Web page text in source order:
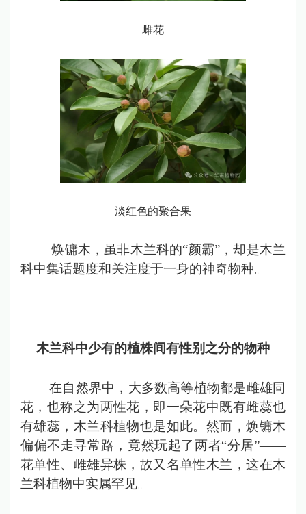
雌花
淡红色的聚合果
焕镛木，虽非木兰科的“颜霸”，却是木兰
科中集话题度和关注度于一身的神奇物种。
木兰科中少有的植株间有性别之分的物种
在自然界中，大多数高等植物都是雌雄同
花，也称之为两性花，即一朵花中既有雌蕊也
有雄蕊，木兰科植物也是如此。然而，焕镛木
偏偏不走寻常路，竟然玩起了两者“分居”——
花单性、雌雄异株，故又名单性木兰，这在木
兰科植物中实属罕见。